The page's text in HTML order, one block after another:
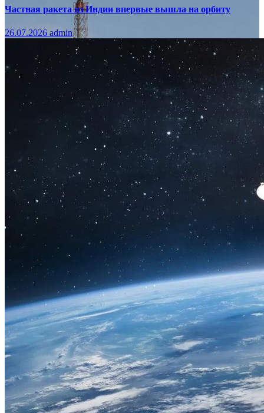
Частная ракета из Индии впервые вышла на орбиту
26.07.2026 admin